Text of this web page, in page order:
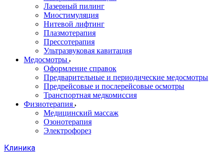
Лазерный пилинг
Миостимуляция
Нитевой лифтинг
Плазмотерапия
Прессотерапия
Ультразвуковая кавитация
Медосмотры
Оформление справок
Предварительные и периодические медосмотры
Предрейсовые и послерейсовые осмотры
Транспортная медкомиссия
Физиотерапия
Медицинский массаж
Озонотерапия
Электрофорез
Клиника